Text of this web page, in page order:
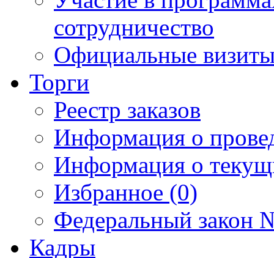
сотрудничество
Официальные
Торги
Реестр заказов
Информация о
Информация о
Избранное (0)
Федеральный закон
Кадры